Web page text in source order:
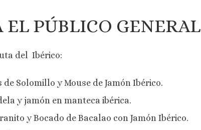
EL PÚBLICO GENERAL
del Ibérico:
Solomillo y Mouse de Jamón Ibérico.
y jamón en manteca ibérica.
y Bocado de Bacalao con Jamón Ibérico.